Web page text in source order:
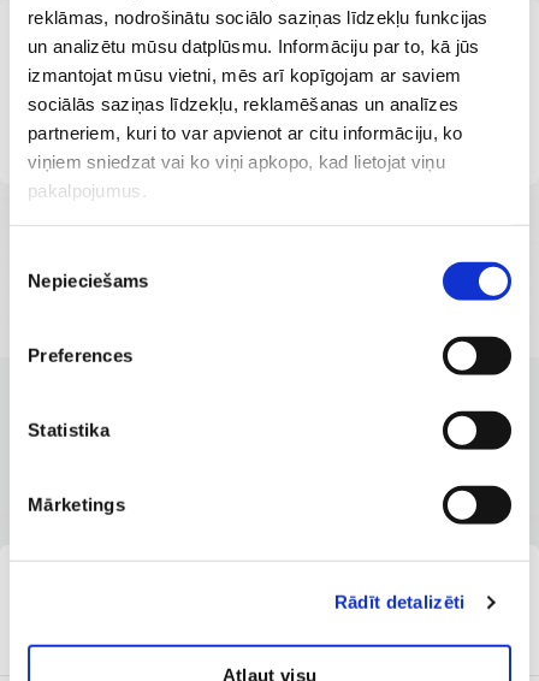
reklāmas, nodrošinātu sociālo saziņas līdzekļu funkcijas
un analizētu mūsu datplūsmu. Informāciju par to, kā jūs
izmantojat mūsu vietni, mēs arī kopīgojam ar saviem
sociālās saziņas līdzekļu, reklamēšanas un analīzes
partneriem, kuri to var apvienot ar citu informāciju, ko
viņiem sniedzat vai ko viņi apkopo, kad lietojat viņu
pakalpojumus.
izvēle
Nepieciešams
Preferences
Statistika
Mārketings
Rādīt detalizēti
Atļaut visu
Eiropas Dermatovenerologu akadēmijas biedre
Latvijas Dematovenerologu biedrības biedre
Latvijas Estētiskās medicīnas asociācijas biedre
KLĪNIKAS AR LABĀKAJIEM PAKALPOJUMIEM
Filiāles, kurās pieejams
Pieejama tikšanās:
03.08.2026
17:00